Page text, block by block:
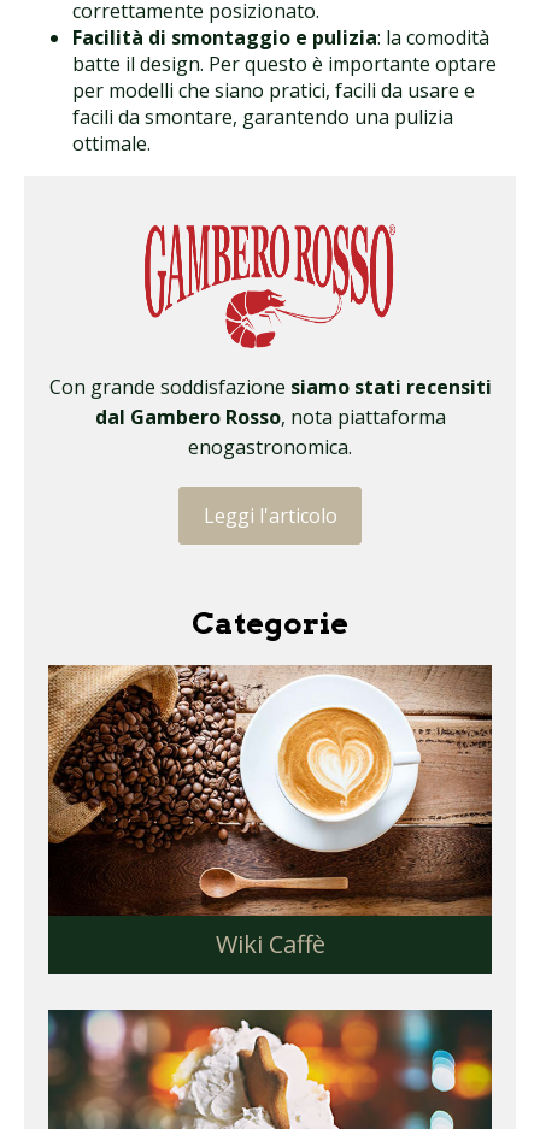
correttamente posizionato.
Facilità di smontaggio e pulizia: la comodità
batte il design. Per questo è importante optare
per modelli che siano pratici, facili da usare e
facili da smontare, garantendo una pulizia
ottimale.
Con grande soddisfazione siamo stati recensiti
dal Gambero Rosso, nota piattaforma
enogastronomica.
Leggi l'articolo
Categorie
Wiki Caffè